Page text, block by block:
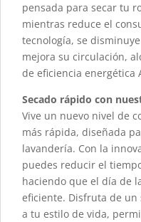
pensada para secar tu
mientras reduce el
tecnología, se
mejora su circulación,
de eficiencia energética
Secado rápido con
Vive un nuevo nivel de
más rápida, diseñada
lavandería. Con la
puedes reducir el
haciendo que el día de
eficiente. Disfruta de un
a tu estilo de vida,